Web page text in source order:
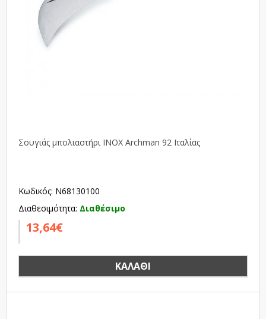
Σουγιάς μπολιαστήρι INOX Archman 92 Ιταλίας
Κωδικός: N68130100
Διαθεσιμότητα: Διαθέσιμο
13,64€
ΚΑΛΆΘΙ